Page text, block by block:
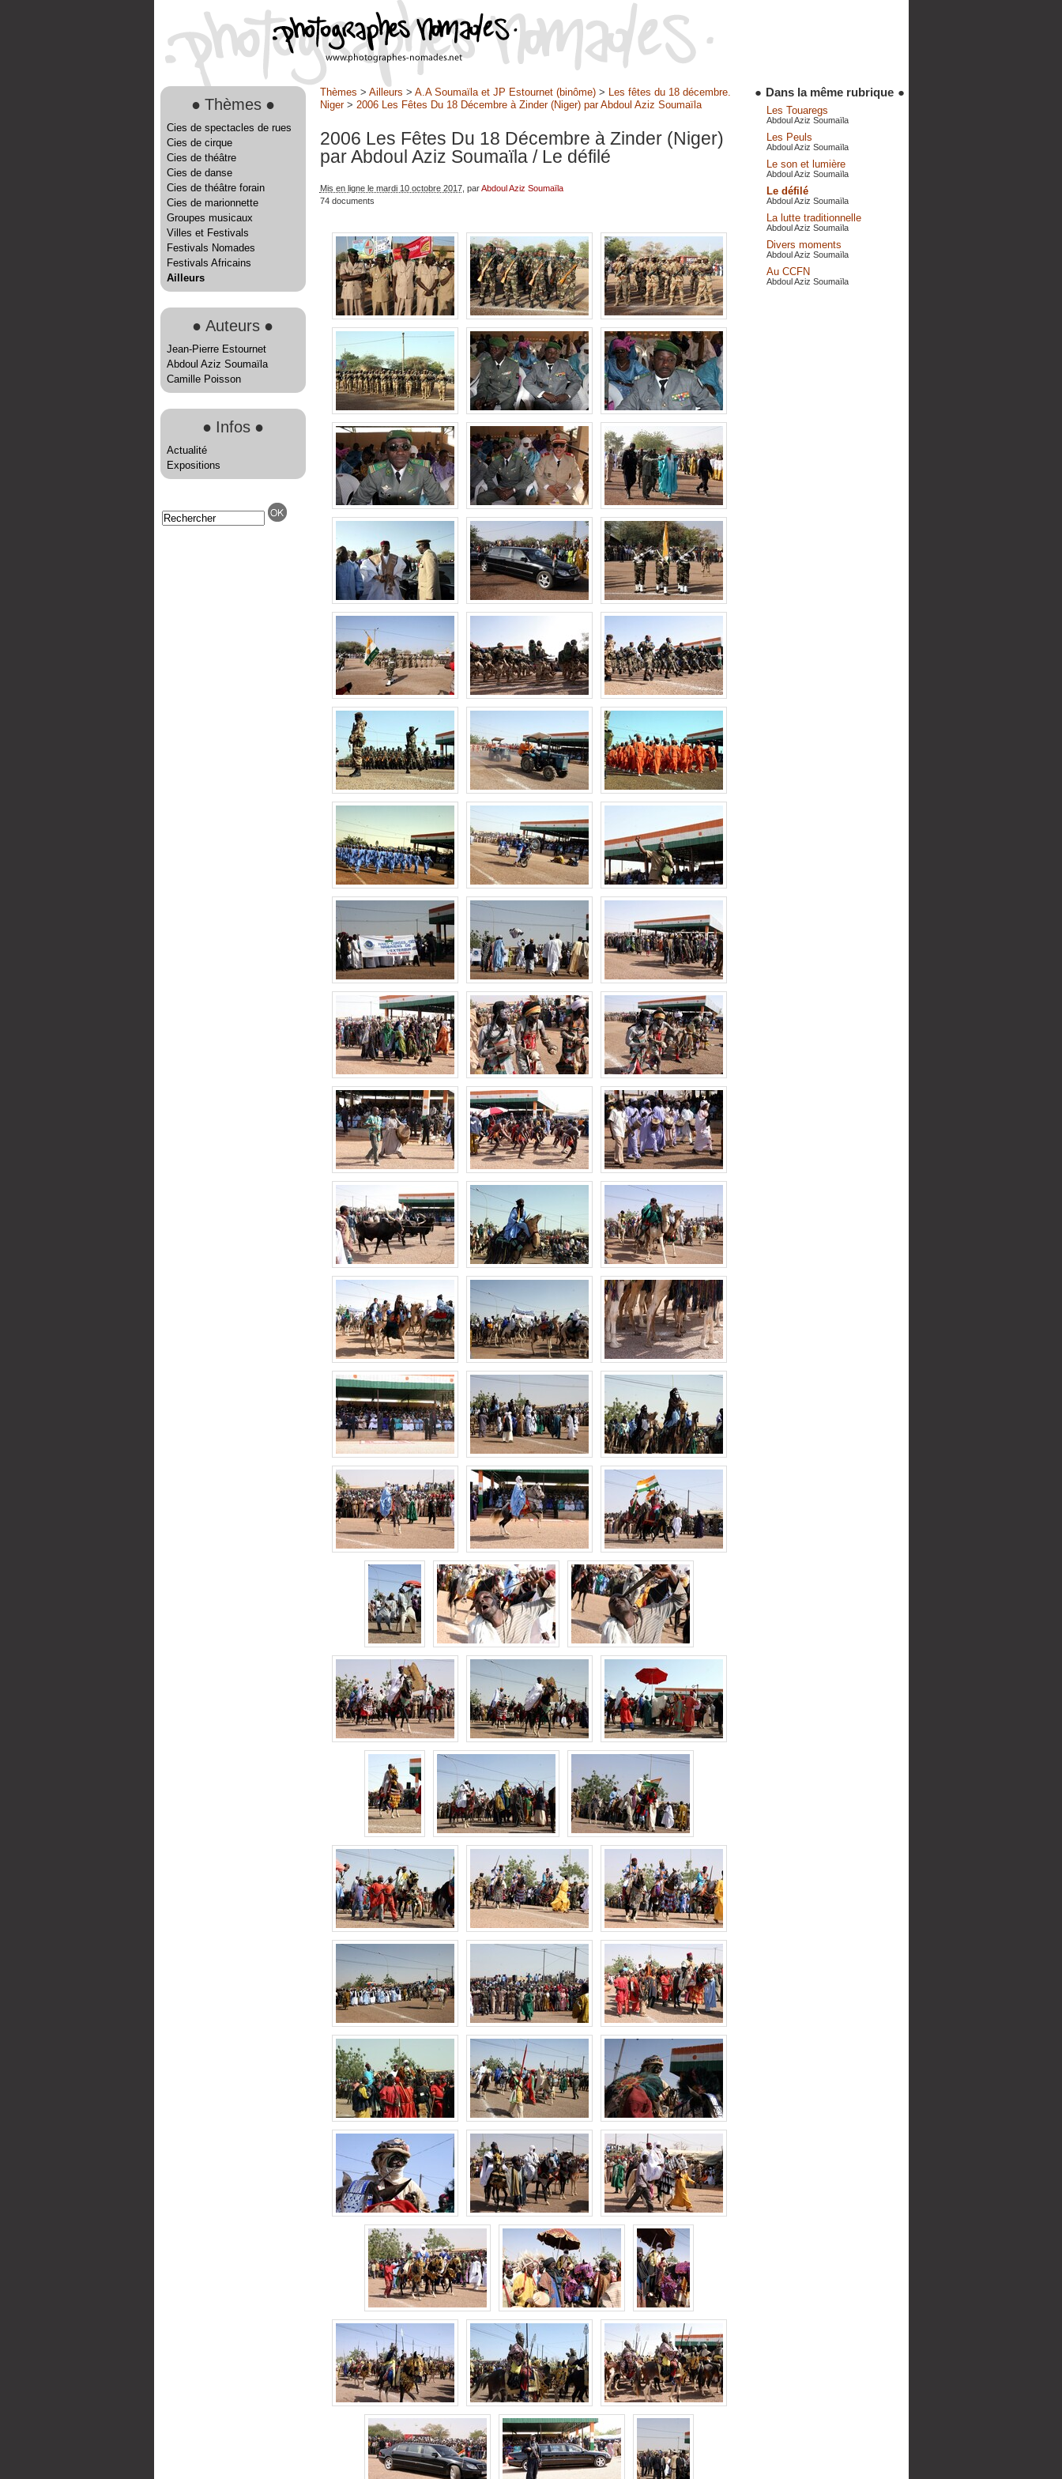
● Thèmes ●
Cies de spectacles de rues
Cies de cirque
Cies de théâtre
Cies de danse
Cies de théâtre forain
Cies de marionnette
Groupes musicaux
Villes et Festivals
Festivals Nomades
Festivals Africains
Ailleurs
● Auteurs ●
Jean-Pierre Estournet
Abdoul Aziz Soumaïla
Camille Poisson
● Infos ●
Actualité
Expositions
Thèmes > Ailleurs > A.A Soumaïla et JP Estournet (binôme)> Les fêtes du 18 décembre.
Niger> 2006 Les Fêtes Du 18 Décembre à Zinder (Niger) par Abdoul Aziz Soumaïla
2006 Les Fêtes Du 18 Décembre à Zinder (Niger)
par Abdoul Aziz Soumaïla / Le défilé
Mis en ligne le mardi 10 octobre 2017, parAbdoul Aziz Soumaïla
74 documents
● Dans la même rubrique ●
Les Touaregs
Abdoul Aziz Soumaïla
Les Peuls
Abdoul Aziz Soumaïla
Le son et lumière
Abdoul Aziz Soumaïla
Le défilé
Abdoul Aziz Soumaïla
La lutte traditionnelle
Abdoul Aziz Soumaïla
Divers moments
Abdoul Aziz Soumaïla
Au CCFN
Abdoul Aziz Soumaïla